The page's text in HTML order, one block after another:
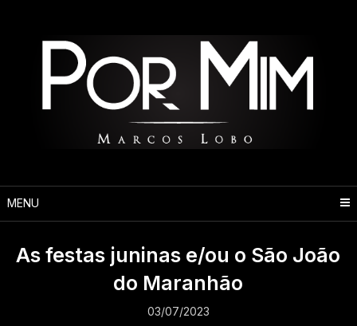
MENU
As festas juninas e/ou o São João
do Maranhão
03/07/2023